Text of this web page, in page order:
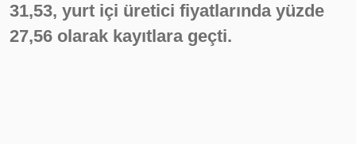
31,53, yurt içi üretici fiyatlarında yüzde
27,56 olarak kayıtlara geçti.